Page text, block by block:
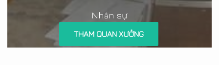
Nhân sự
THAM QUAN XƯỞNG